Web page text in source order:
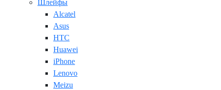
Шлейфы
Alcatel
Asus
HTC
Huawei
iPhone
Lenovo
Meizu